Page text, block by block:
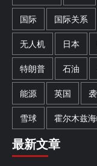
国际 国际关系
无人机 日本
特朗普 石油
能源 英国
雪球 霍尔木兹
最新文章